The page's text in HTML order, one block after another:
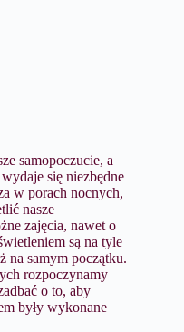
samopoczucie, a
się niezbędne
w porach nocnych,
nasze
zajęcia, nawet o
są na tyle
na samym początku.
rozpoczynamy
o to, aby
były wykonane